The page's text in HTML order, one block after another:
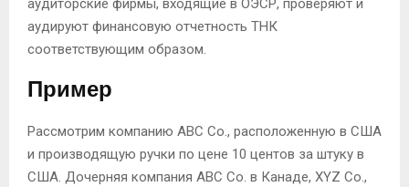
аудиторские фирмы, входящие в ОЭСР, проверяют и
аудируют финансовую отчетность ТНК
соответствующим образом.
Пример
Рассмотрим компанию ABC Co., расположенную в США
и производящую ручки по цене 10 центов за штуку в
США. Дочерняя компания ABC Co. в Канаде, XYZ Co.,